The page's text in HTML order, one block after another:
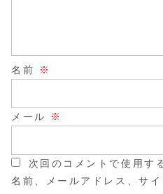
名前 ※
メール ※
次回のコメントで使用す
名前、メールアドレス、サイ